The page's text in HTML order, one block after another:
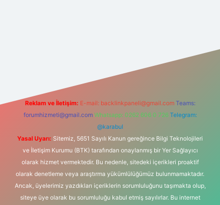
Reklam ve İletişim: E-mail: backlinkpaneli@gmail.com Teams:
forumhizmeti@gmail.com Whatsapp: 0262 606 0 726 Telegram:
@karabul
Yasal Uyarı: Sitemiz, 5651 Sayılı Kanun gereğince Bilgi Teknolojileri
ve İletişim Kurumu (BTK) tarafından onaylanmış bir Yer Sağlayıcı
olarak hizmet vermektedir. Bu nedenle, sitedeki içerikleri proaktif
olarak denetleme veya araştırma yükümlülüğümüz bulunmamaktadır.
Ancak, üyelerimiz yazdıkları içeriklerin sorumluluğunu taşımakta olup,
siteye üye olarak bu sorumluluğu kabul etmiş sayılırlar. Bu internet